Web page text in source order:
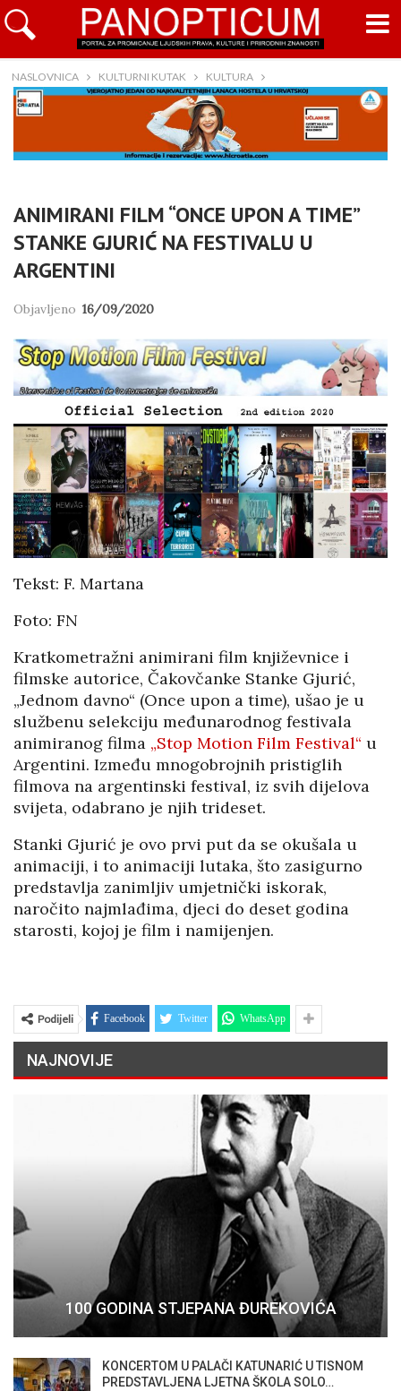
NASLOVNICA KULTURNI KUTAK KULTURA
ANIMIRANI FILM “ONCE UPON A TIME”
STANKE GJURIĆ NA FESTIVALU U
ARGENTINI
Objavljeno 16/09/2020
Tekst: F. Martana
Foto: FN
Kratkometražni animirani film književnice i
filmske autorice, Čakovčanke Stanke Gjurić,
„Jednom davno“ (Once upon a time), ušao je u
službenu selekciju međunarodnog festivala
animiranog filma „Stop Motion Film Festival“ u
Argentini. Između mnogobrojnih pristiglih
filmova na argentinski festival, iz svih dijelova
svijeta, odabrano je njih trideset.
Stanki Gjurić je ovo prvi put da se okušala u
animaciji, i to animaciji lutaka, što zasigurno
predstavlja zanimljiv umjetnički iskorak,
naročito najmlađima, djeci do deset godina
starosti, kojoj je film i namijenjen.
Podijeli Facebook Twitter WhatsApp
NAJNOVIJE
100 GODINA STJEPANA ĐUREKOVIĆA
KONCERTOM U PALAČI KATUNARIĆ U TISNOM
PREDSTAVLJENA LJETNA ŠKOLA SOLO…